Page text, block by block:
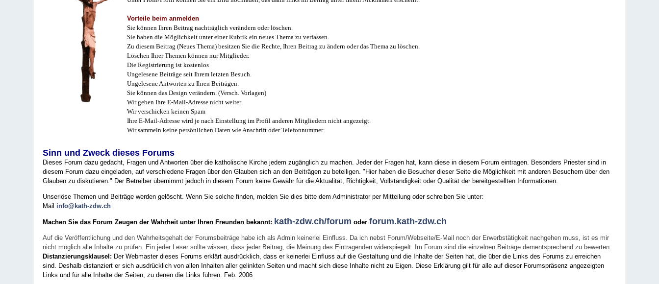
Vorteile beim anmelden
Sie können Ihren Beitrag nachträglich verändern oder löschen.
Sie haben die Möglichkeit unter einer Rubrik ein neues Thema zu verfassen.
Zu diesem Beitrag (Neues Thema) besitzen Sie die Rechte, Ihren Beitrag zu ändern oder das Thema zu löschen.
Löschen Ihrer Themen können nur Mitglieder.
Die Registrierung ist kostenlos
Ungelesene Beiträge seit Ihrem letzten Besuch.
Ungelesene Antworten zu Ihren Beiträgen.
Sie können das Design verändern. (Versch. Vorlagen)
Wir geben Ihre E-Mail-Adresse nicht weiter
Wir verschicken keinen Spam
Ihre E-Mail-Adresse wird je nach Einstellung im Profil anderen Mitgliedern nicht angezeigt.
Wir sammeln keine persönlichen Daten wie Anschrift oder Telefonnummer
Sinn und Zweck dieses Forums
Dieses Forum dazu gedacht, Fragen und Antworten über die katholische Kirche jedem zugänglich zu machen. Jeder der Fragen hat, kann diese in diesem Forum eintragen. Besonders Priester sind in
diesem Forum dazu eingeladen, auf verschiedene Fragen über den Glauben sich an den Beiträgen zu beteiligen. "Hier haben die Besucher dieser Seite die Möglichkeit mit anderen Besuchern über den
Glauben zu diskutieren." Der Betreiber übernimmt jedoch in diesem Forum keine Gewähr für die Aktualität, Richtigkeit, Vollständigkeit oder Qualität der bereitgestellten Informationen.
Unseriöse Themen und Beiträge werden gelöscht. Wenn Sie solche finden, melden Sie dies bitte dem Administrator per Mitteilung oder schreiben Sie unter:
Mail info@kath-zdw.ch
Machen Sie das Forum Zeugen der Wahrheit unter Ihren Freunden bekannt: kath-zdw.ch/forum oderforum.kath-zdw.ch
Auf die Veröffentlichung und den Wahrheitsgehalt der Forumsbeiträge habe ich als Admin keinerlei Einfluss. Da ich nebst Forum/Webseite/E-Mail noch der Erwerbstätigkeit nachgehen muss, ist es mir
nicht möglich alle Inhalte zu prüfen. Ein jeder Leser sollte wissen, dass jeder Beitrag, die Meinung des Eintragenden widerspiegelt. Im Forum sind die einzelnen Beiträge dementsprechend zu bewerten.
Distanzierungsklausel: Der Webmaster dieses Forums erklärt ausdrücklich, dass er keinerlei Einfluss auf die Gestaltung und die Inhalte der Seiten hat, die über die Links des Forums zu erreichen
sind. Deshalb distanziert er sich ausdrücklich von allen Inhalten aller gelinkten Seiten und macht sich diese Inhalte nicht zu Eigen. Diese Erklärung gilt für alle auf dieser Forumspräsenz angezeigten
Links und für alle Inhalte der Seiten, zu denen die Links führen. Feb. 2006